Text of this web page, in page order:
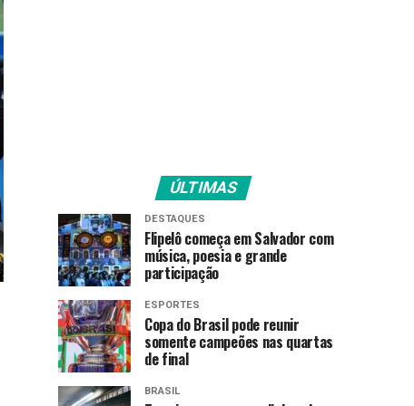
ÚLTIMAS
DESTAQUES
Flipelô começa em Salvador com
música, poesia e grande
participação
ESPORTES
Copa do Brasil pode reunir
somente campeões nas quartas
de final
BRASIL